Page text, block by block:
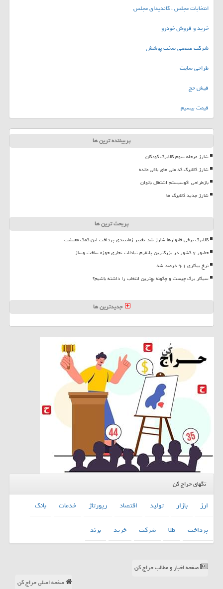
انتخابات مجلس ، کاندیدای مجلس
خرید و فروش خودرو
شرکت صنعتی سخت پوشش
طراحی سایت
فیش حج
قیمت بیسیم
پربیننده ترین ها
شارژ مرحله سوم کالابرگ کودکان
شارژ کالابرگ کد ملی های باقی مانده
بازطراحی اکوسیستم اشتغال بانوان
شارژ جدید کالابرگ ها
پربحث ترین ها
کالابرگ برخی خانوارها شارژ شد تغییر زمانبندی پرداخت این کمک معیشت
حضور ۷ کشور در بزرگترین پلتفرم تبادلات تجاری حوزه ساخت وساز
نرخ بیکاری ۹،۱ درصد شد
سیگار برگ چیست و چگونه بهترین انتخاب را داشته باشیم؟
جدیدترین ها
تگهای حراج کن
ارز بازار تولید اقتصاد رپورتاژ خدمات
بانك
پرداخت
طلا شركت خرید برند
صفحه اخبار و مطالب حراج کن
صفحه اصلی حراج کن